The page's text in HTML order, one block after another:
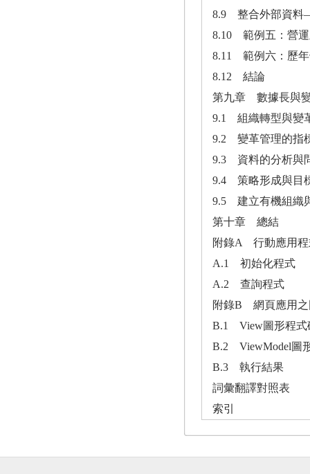
8.9 整合外部資料
8.10 範例五：營運
8.11 範例六：歷年
8.12 結論
第九章 數據長與
9.1 組織轉型與變
9.2 變革管理的指
9.3 資料的分析與
9.4 策略形成與目
9.5 建立有機組織
第十章 總結
附錄A 行動應用程
A.1 初始化程式
A.2 查詢程式
附錄B 網頁應用之
B.1 View圖形程式
B.2 ViewModel圖
B.3 執行結果
詞彙翻譯對照表
索引